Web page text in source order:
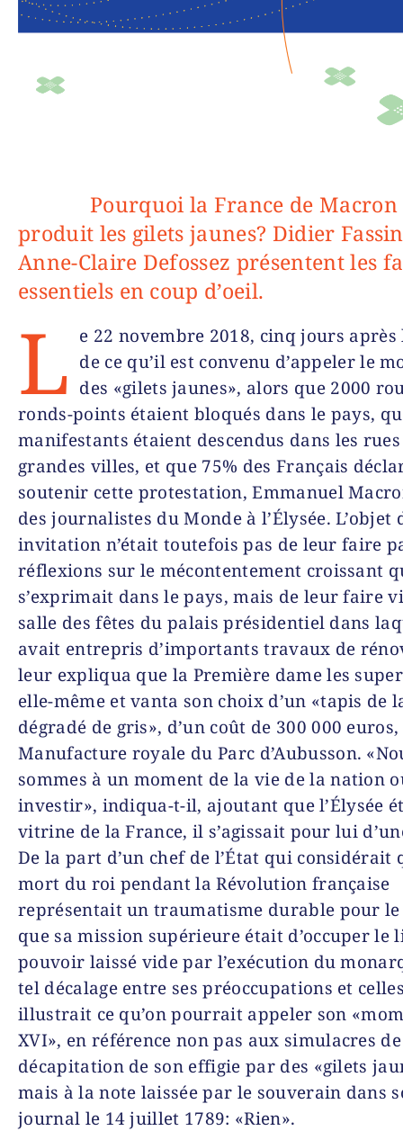
Pourquoi la France de Macron a
produit les gilets jaunes? Didier
Anne-Claire Defossez présentent les
essentiels en coup d’oeil.
L e 22 novembre 2018, cinq jours
de ce qu’il est convenu d’appeler le
des «gilets jaunes», alors que 2000
ronds-points étaient bloqués dans le pays,
manifestants étaient descendus dans les
grandes villes, et que 75% des Français
soutenir cette protestation, Emmanuel
des journalistes du Monde à l’Élysée. L’objet
invitation n’était toutefois pas de leur faire
réflexions sur le mécontentement croissant
s’exprimait dans le pays, mais de leur faire
salle des fêtes du palais présidentiel dans
avait entrepris d’importants travaux de
leur expliqua que la Première dame les
elle-même et vanta son choix d’un «tapis de
dégradé de gris», d’un coût de 300 000
Manufacture royale du Parc d’Aubusson.
sommes à un moment de la vie de la nation
investir», indiqua-t-il, ajoutant que l’Élysée
vitrine de la France, il s’agissait pour lui
De la part d’un chef de l’État qui considérait
mort du roi pendant la Révolution française
représentait un traumatisme durable pour
que sa mission supérieure était d’occuper le
pouvoir laissé vide par l’exécution du
tel décalage entre ses préoccupations et
illustrait ce qu’on pourrait appeler son
XVI», en référence non pas aux simulacres de
décapitation de son effigie par des «gilets
mais à la note laissée par le souverain dans
journal le 14 juillet 1789: «Rien».